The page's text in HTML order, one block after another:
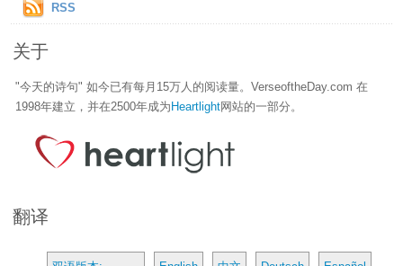
RSS
关于
"今天的诗句" 如今已有每月15万人的阅读量。VerseoftheDay.com 在
1998年建立，并在2500年成为 Heartlight网站的一部分。
翻译